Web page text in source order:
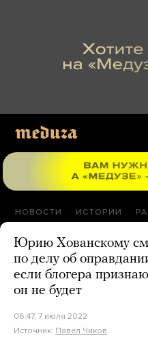
НОВОСТИ ИСТОРИИ
Юрию Хованскому
по делу об
если блогера
он не будет
06:47, 7 июля 2022
Источник: Павел Чиков